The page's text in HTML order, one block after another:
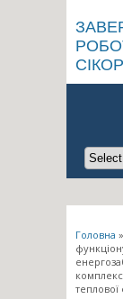
Ви є
Головна
теплової